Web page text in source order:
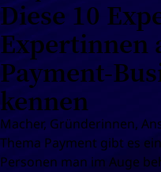
Diese 10
Expertinnen
Payment-
kennen
Macher, Gründerinnen,
Thema Payment gibt es
Personen man im Auge